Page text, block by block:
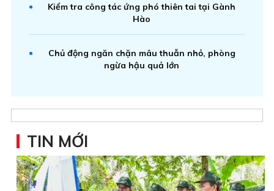
Kiểm tra công tác ứng phó thiên tai tại Gành
Hào
Chủ động ngăn chặn mâu thuẫn nhỏ, phòng
ngừa hậu quả lớn
TIN MỚI